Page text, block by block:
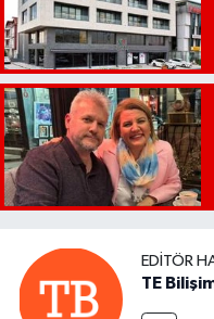
EDITÖR
TE